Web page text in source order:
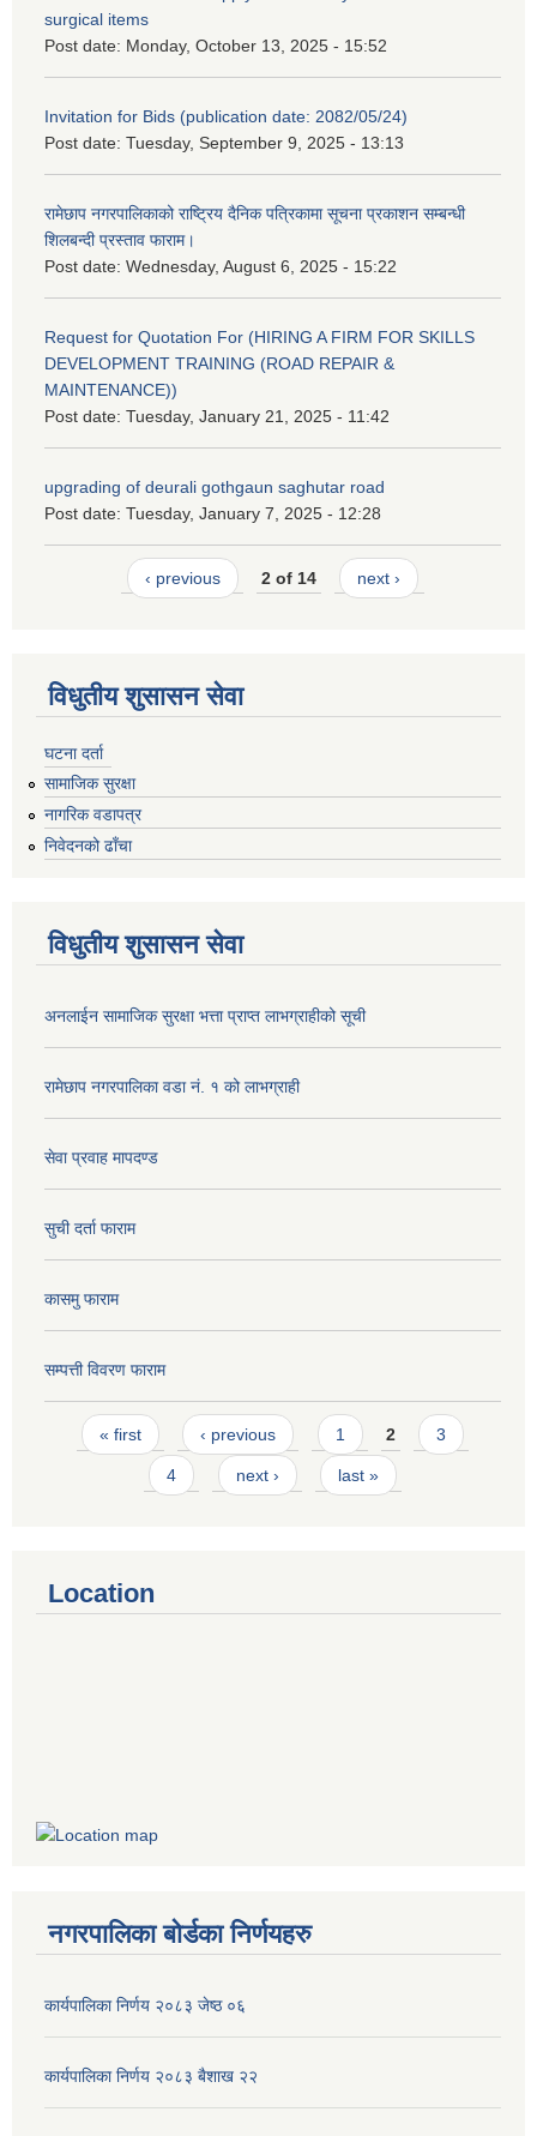
surgical items
Post date: Monday, October 13, 2025 - 15:52
Invitation for Bids (publication date: 2082/05/24)
Post date: Tuesday, September 9, 2025 - 13:13
रामेछाप नगरपालिकाको राष्ट्रिय दैनिक पत्रिकामा सूचना प्रकाशन सम्बन्धी
शिलबन्दी प्रस्ताव फाराम।
Post date: Wednesday, August 6, 2025 - 15:22
Request for Quotation For (HIRING A FIRM FOR SKILLS
DEVELOPMENT TRAINING (ROAD REPAIR &
MAINTENANCE))
Post date: Tuesday, January 21, 2025 - 11:42
upgrading of deurali gothgaun saghutar road
Post date: Tuesday, January 7, 2025 - 12:28
‹ previous 2 of 14 next ›
विधुतीय शुसासन सेवा
घटना दर्ता
सामाजिक सुरक्षा
नागरिक वडापत्र
निवेदनको ढाँचा
विधुतीय शुसासन सेवा
अनलाईन सामाजिक सुरक्षा भत्ता प्राप्त लाभग्राहीको सूची
रामेछाप नगरपालिका वडा नं. १ को लाभग्राही
सेवा प्रवाह मापदण्ड
सुची दर्ता फाराम
कासमु फाराम
सम्पत्ती विवरण फाराम
Pages
« first ‹ previous 1 2 3
4 next › last »
Location
नगरपालिका बोर्डका निर्णयहरु
कार्यपालिका निर्णय २०८३ जेष्ठ ०६
कार्यपालिका निर्णय २०८३ बैशाख २२